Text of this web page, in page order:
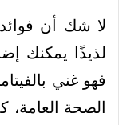
لا شك أن
لذيذًا يمكنك
فهو غني
الصحة